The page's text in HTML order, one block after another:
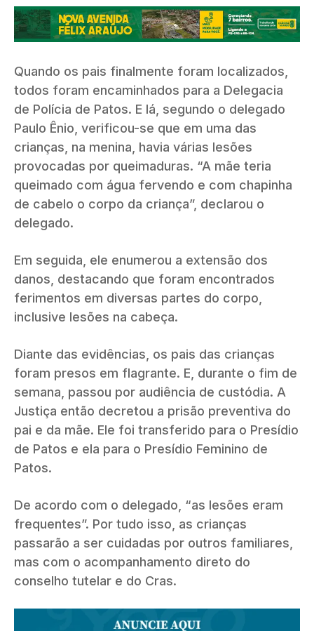
Quando os pais finalmente foram localizados,
todos foram encaminhados para a Delegacia
de Polícia de Patos. E lá, segundo o delegado
Paulo Ênio, verificou-se que em uma das
crianças, na menina, havia várias lesões
provocadas por queimaduras. “A mãe teria
queimado com água fervendo e com chapinha
de cabelo o corpo da criança”, declarou o
delegado.
Em seguida, ele enumerou a extensão dos
danos, destacando que foram encontrados
ferimentos em diversas partes do corpo,
inclusive lesões na cabeça.
Diante das evidências, os pais das crianças
foram presos em flagrante. E, durante o fim de
semana, passou por audiência de custódia. A
Justiça então decretou a prisão preventiva do
pai e da mãe. Ele foi transferido para o Presídio
de Patos e ela para o Presídio Feminino de
Patos.
De acordo com o delegado, “as lesões eram
frequentes”. Por tudo isso, as crianças
passarão a ser cuidadas por outros familiares,
mas com o acompanhamento direto do
conselho tutelar e do Cras.